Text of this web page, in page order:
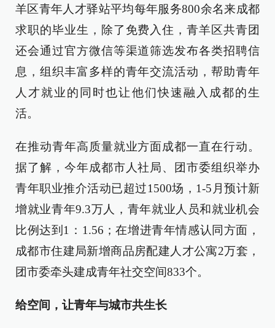
羊区青年人才驿站平均每年服务800余名来成都
求职的毕业生，除了免费入住，青羊区共青团
还会通过官方微信等渠道筛选发布各类招聘信
息，组织丰富多样的青年交流活动，帮助青年
人才就业的同时也让他们快速融入成都的生
活。
在推动青年高质量就业方面成都一直在行动。
据了解，今年成都市人社局、团市委组织举办
青年职业推介活动已超过1500场，1-5月预计新
增就业青年9.3万人，青年就业人员和就业机会
比例达到1：1.56；在增进青年情感认同方面，
成都市住建局新增商品房配建人才公寓2万套，
团市委牵头建成青年社交空间833个。
给空间，让青年与城市共生长